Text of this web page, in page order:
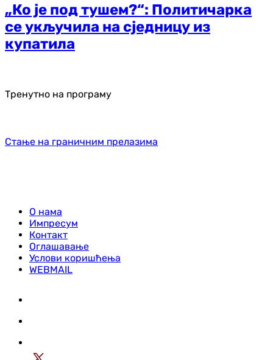
„Ко је под тушем?“: Политичарка
се укључила на сједницу из
купатила
Тренутно на програму
Стање на граничним прелазима
О нама
Импресум
Контакт
Оглашавање
Услови коришћења
WEBMAIL